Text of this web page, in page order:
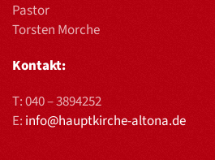
Pastor
Torsten Morche
Kontakt:
T:040 – 3894252
E: info@hauptkirche-altona.de